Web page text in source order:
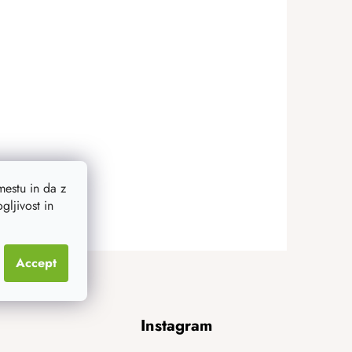
in da z
in
Accept
Instagram